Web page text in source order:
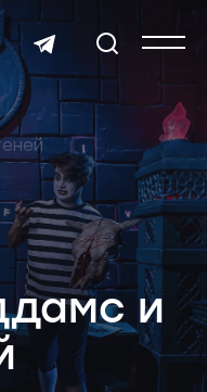
и